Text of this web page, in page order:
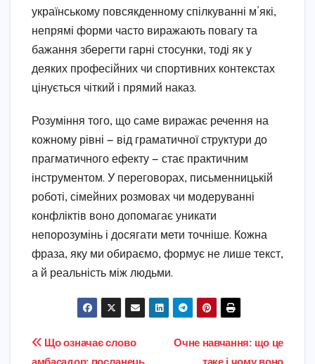
українському повсякденному спілкуванні м’які,
непрямі форми часто виражають повагу та
бажання зберегти гарні стосунки, тоді як у
деяких професійних чи спортивних контекстах
цінується чіткий і прямий наказ.
Розуміння того, що саме виражає речення на
кожному рівні — від граматичної структури до
прагматичного ефекту — стає практичним
інструментом. У переговорах, письменницькій
роботі, сімейних розмовах чи модеруванні
конфліктів воно допомагає уникати
непорозумінь і досягати мети точніше. Кожна
фраза, яку ми обираємо, формує не лише текст,
а й реальність між людьми.
Навігація
Очне навчання: що це
Що означає слово